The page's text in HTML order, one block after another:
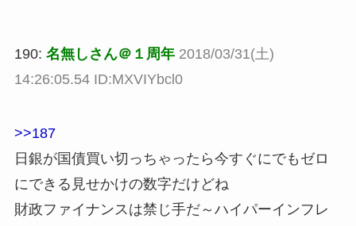
190: 名無しさん＠１周年 2018/03/31(土)
14:26:05.54 ID:MXVIYbcl0
>>187
日銀が国債買い切っちゃったら今すぐにでもゼロ
にできる見せかけの数字だけどね
財政ファイナンスは禁じ手だ～ハイパーインフレ